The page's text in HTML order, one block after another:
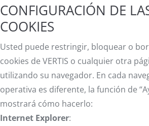
CONFIGURACIÓN DE
COOKIES
Usted puede restringir, bloquear o
cookies de VERTIS o cualquier otra
utilizando su navegador. En cada
operativa es diferente, la función de
mostrará cómo hacerlo:
Internet Explorer: